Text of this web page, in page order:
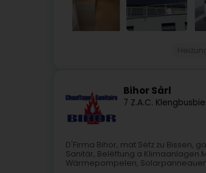
Bihor Sàrl
7 Z.A.C.
D'Firma Bihor, mat Sëtz zu Bissen,
Sanitär, Belëftung a
Wärmepompelen,